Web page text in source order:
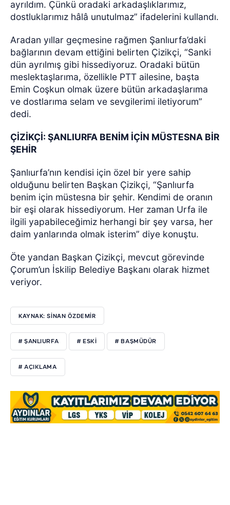
ayrıldım. Çünkü oradaki arkadaşlıklarımız,
dostluklarımız hâlâ unutulmaz” ifadelerini kullandı.
Aradan yıllar geçmesine rağmen Şanlıurfa’daki
bağlarının devam ettiğini belirten Çizikçi, “Sanki
dün ayrılmış gibi hissediyoruz. Oradaki bütün
meslektaşlarıma, özellikle PTT ailesine, başta
Emin Coşkun olmak üzere bütün arkadaşlarıma
ve dostlarıma selam ve sevgilerimi iletiyorum”
dedi.
ÇİZİKÇİ: ŞANLIURFA BENİM İÇİN MÜSTESNA BİR
ŞEHİR
Şanlıurfa’nın kendisi için özel bir yere sahip
olduğunu belirten Başkan Çizikçi, “Şanlıurfa
benim için müstesna bir şehir. Kendimi de oranın
bir eşi olarak hissediyorum. Her zaman Urfa ile
ilgili yapabileceğimiz herhangi bir şey varsa, her
daim yanlarında olmak isterim” diye konuştu.
Öte yandan Başkan Çizikçi, mevcut görevinde
Çorum’un İskilip Belediye Başkanı olarak hizmet
veriyor.
KAYNAK: SİNAN ÖZDEMİR
# ŞANLIURFA # ESKİ # BAŞMÜDÜR
# AÇIKLAMA